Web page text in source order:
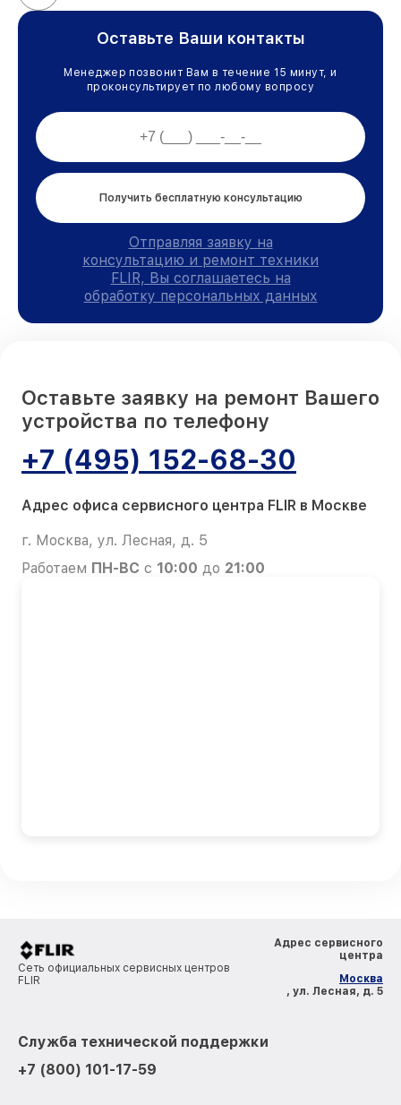
Оставьте Ваши контакты
Менеджер позвонит Вам в течение 15 минут, и
проконсультирует по любому вопросу
Получить бесплатную консультацию
Отправляя заявку на
консультацию и ремонт техники
FLIR, Вы соглашаетесь на
обработку персональных данных
Оставьте заявку на ремонт Вашего
устройства по телефону
+7 (495) 152-68-30
Адрес офиса сервисного центра FLIR в Москве
г. Москва, ул. Лесная, д. 5
Работаем ПН-ВС с 10:00 до 21:00
Сеть официальных сервисных центров
FLIR
Адрес сервисного
центра
Москва
, ул. Лесная, д. 5
Служба технической поддержки
+7 (800) 101-17-59